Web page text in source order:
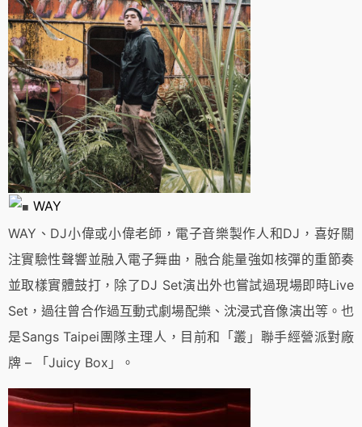
WAY
WAY、DJ小偉或小偉老師，電子音樂製作人和DJ，喜好關
注實驗性聲響並融入電子舞曲，融合能量強如核彈的重節奏
並取樣實體鼓打，除了DJ Set演出外也嘗試過現場即時Live
Set，過往曾合作過互動式劇場配樂、沈浸式音像演出等。也
是Sangs Taipei團隊主理人，目前和「叢」聯手經營派對廠
牌 – 「Juicy Box」。